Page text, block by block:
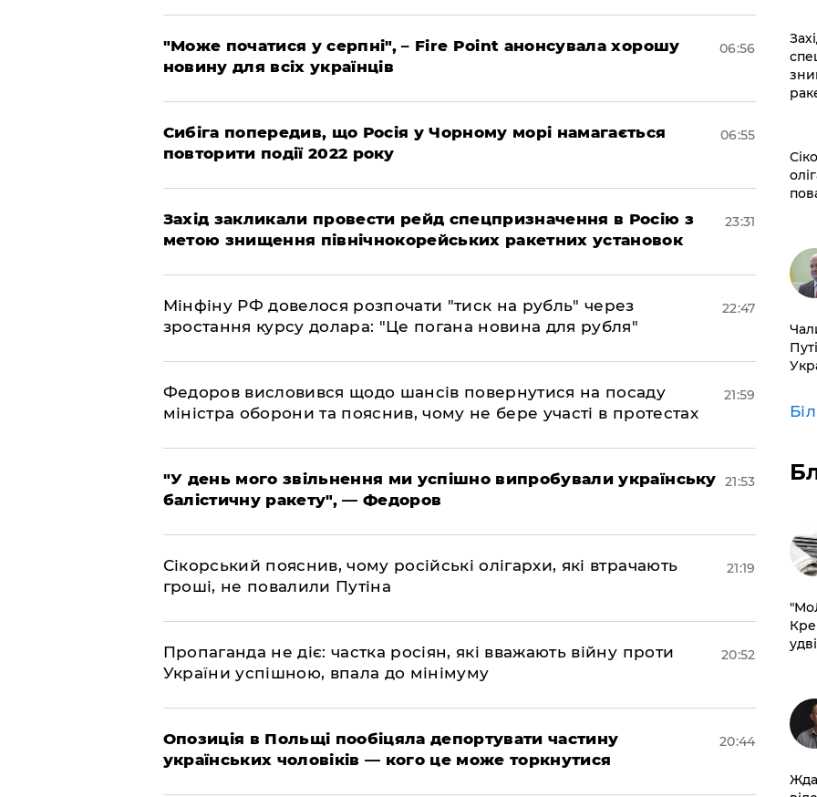
"Може початися у серпні", – Fire Point анонсувала хорошу
новину для всіх українців
06:56
Сибіга попередив, що Росія у Чорному морі намагається
повторити події 2022 року
06:55
​Захід закликали провести рейд спецпризначення в Росію з
метою знищення північнокорейських ракетних установок
23:31
​Мінфіну РФ довелося розпочати "тиск на рубль" через
зростання курсу долара: "Це погана новина для рубля"
22:47
​Федоров висловився щодо шансів повернутися на посаду
міністра оборони та пояснив, чому не бере участі в протестах
21:59
​"У день мого звільнення ми успішно випробували українську
балістичну ракету", — Федоров
21:53
​Сікорський пояснив, чому російські олігархи, які втрачають
гроші, не повалили Путіна
21:19
​Пропаганда не діє: частка росіян, які вважають війну проти
України успішною, впала до мінімуму
20:52
​Опозиція в Польщі пообіцяла депортувати частину
українських чоловіків — кого це може торкнутися
20:44